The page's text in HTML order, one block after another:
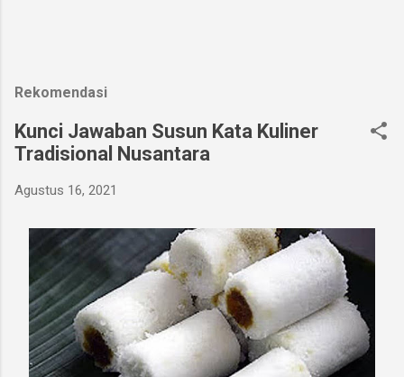
Rekomendasi
Kunci Jawaban Susun Kata Kuliner
Tradisional Nusantara
Agustus 16, 2021